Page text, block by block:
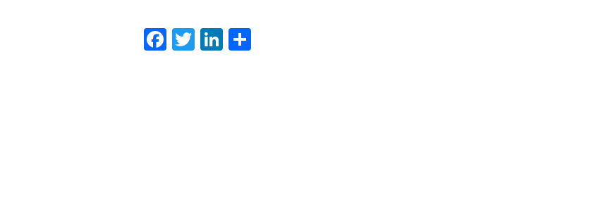
Facebook
TwitterLinkedIn